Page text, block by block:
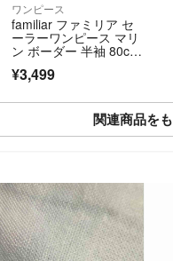
ワンピース
familiar ファミリア セ
ーラーワンピース マリ
ン ボーダー 半袖 80c
ダー ワンピース ブル
¥3,499
関連商品を